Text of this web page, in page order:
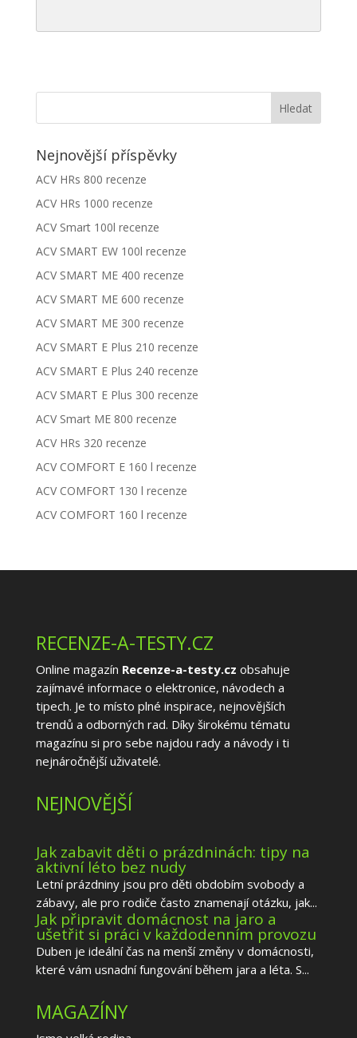
Nejnovější příspěvky
ACV HRs 800 recenze
ACV HRs 1000 recenze
ACV Smart 100l recenze
ACV SMART EW 100l recenze
ACV SMART ME 400 recenze
ACV SMART ME 600 recenze
ACV SMART ME 300 recenze
ACV SMART E Plus 210 recenze
ACV SMART E Plus 240 recenze
ACV SMART E Plus 300 recenze
ACV Smart ME 800 recenze
ACV HRs 320 recenze
ACV COMFORT E 160 l recenze
ACV COMFORT 130 l recenze
ACV COMFORT 160 l recenze
RECENZE-A-TESTY.CZ
Online magazín Recenze-a-testy.cz obsahuje
zajímavé informace o elektronice, návodech a
tipech. Je to místo plné inspirace, nejnovějších
trendů a odborných rad. Díky širokému tématu
magazínu si pro sebe najdou rady a návody i ti
nejnáročnější uživatelé.
NEJNOVĚJŠÍ
Jak zabavit děti o prázdninách: tipy na
aktivní léto bez nudy
Letní prázdniny jsou pro děti obdobím svobody a
zábavy, ale pro rodiče často znamenají otázku, jak...
Jak připravit domácnost na jaro a
ušetřit si práci v každodenním provozu
Duben je ideální čas na menší změny v domácnosti,
které vám usnadní fungování během jara a léta. S...
MAGAZÍNY